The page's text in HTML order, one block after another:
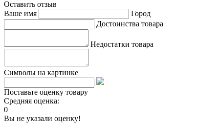
Оставить отзыв
Ваше имя
Город
Достоинства товара
Недостатки товара
Символы на картинке
Поставьте оценку товару
Средняя оценка:
0
Вы не указали оценку!